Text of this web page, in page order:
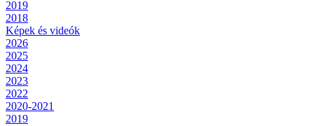
2019
2018
Képek és videók
2026
2025
2024
2023
2022
2020-2021
2019